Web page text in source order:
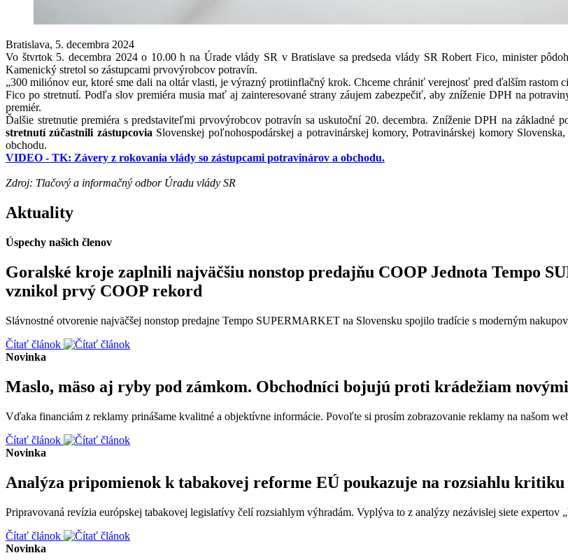
Bratislava, 5. decembra 2024
Vo štvrtok 5. decembra 2024 o 10.00 h na Úrade vlády SR v Bratislave sa predseda vlády SR Robert Fico, minister
Kamenický stretol so zástupcami prvovýrobcov potravín.
„300 miliónov eur, ktoré sme dali na oltár vlasti, je výrazný protiinflačný krok. Chceme chrániť verejnosť pred ďalším rastom
Fico po stretnutí. Podľa slov premiéra musia mať aj zainteresované strany záujem zabezpečiť, aby zníženie DPH na
premiér.
Ďalšie stretnutie premiéra s predstaviteľmi prvovýrobcov potravín sa uskutoční 20. decembra. Zníženie DPH na
stretnutí zúčastnili zástupcoviaSlovenskej poľnohospodárskej a potravinárskej komory, Potravinárskej komory
obchodu.
VIDEO - TK: Závery z rokovania vlády so zástupcami potravinárov a obchodu.
Zdroj: Tlačový a informačný odbor Úradu vlády SR
Aktuality
Úspechy našich členov
Goralské kroje zaplnili najväčšiu nonstop predajňu COOP Jednota Tempo
vznikol prvý COOP rekord
Slávnostné otvorenie najväčšej nonstop predajne Tempo SUPERMARKET na Slovensku spojilo tradície s moderným
Čítať článok
Novinka
Maslo, mäso aj ryby pod zámkom. Obchodníci bojujú proti krádežiam
Vďaka financiám z reklamy prinášame kvalitné a objektívne informácie. Povoľte si prosím zobrazovanie reklamy na našom
Čítať článok
Novinka
Analýza pripomienok k tabakovej reforme EÚ poukazuje na rozsiahlu
Pripravovaná revízia európskej tabakovej legislatívy čelí rozsiahlym výhradám. Vyplýva to z analýzy nezávislej siete expertov
Čítať článok
Novinka